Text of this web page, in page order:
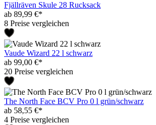
Fjällräven Skule 28 Rucksack
ab 89,99 €*
8 Preise vergleichen
Vaude Wizard 22 l schwarz
ab 99,00 €*
20 Preise vergleichen
The North Face BCV Pro 0 l grün/schwarz
ab 58,55 €*
4 Preise vergleichen